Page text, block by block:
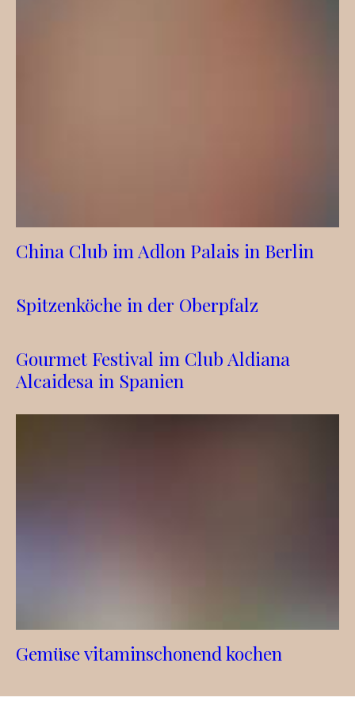
China Club im Adlon Palais in Berlin
Spitzenköche in der Oberpfalz
Gourmet Festival im Club Aldiana
Alcaidesa in Spanien
Gemüse vitaminschonend kochen